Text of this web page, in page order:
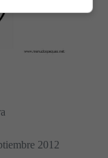
2012